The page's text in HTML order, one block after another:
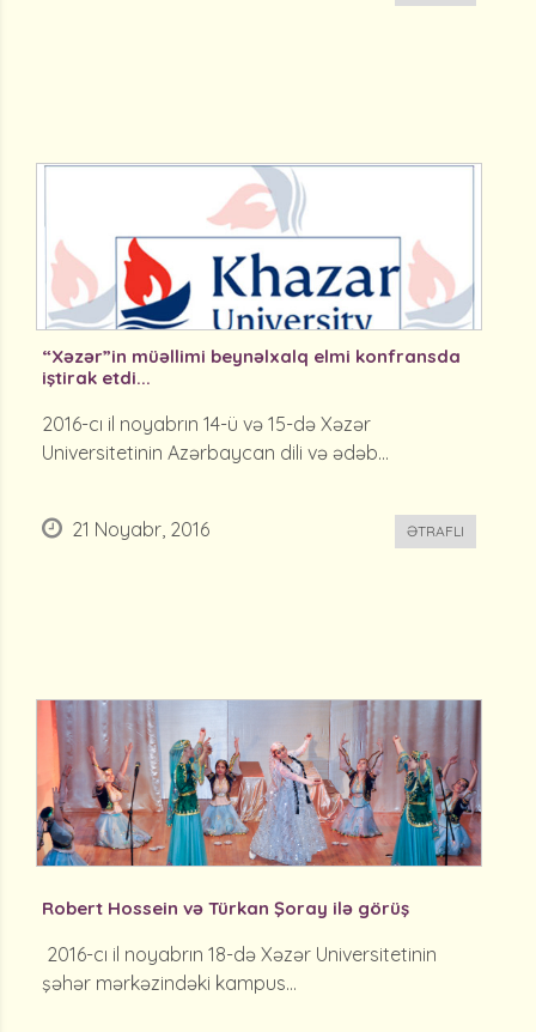
“Xəzər”in müəllimi beynəlxalq elmi konfransda
iştirak etdi...
2016-cı il noyabrın 14-ü və 15-də Xəzər
Universitetinin Azərbaycan dili və ədəb...
21 Noyabr, 2016 ƏTRAFLI
Robert Hossein və Türkan Şoray ilə görüş
2016-cı il noyabrın 18-də Xəzər Universitetinin
şəhər mərkəzindəki kampus...